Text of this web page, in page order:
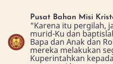
content
Pusat Bahan Misi
"Karena itu pergilah,
murid-Ku dan
Bapa dan Anak dan
mereka melakukan
Kuperintahkan